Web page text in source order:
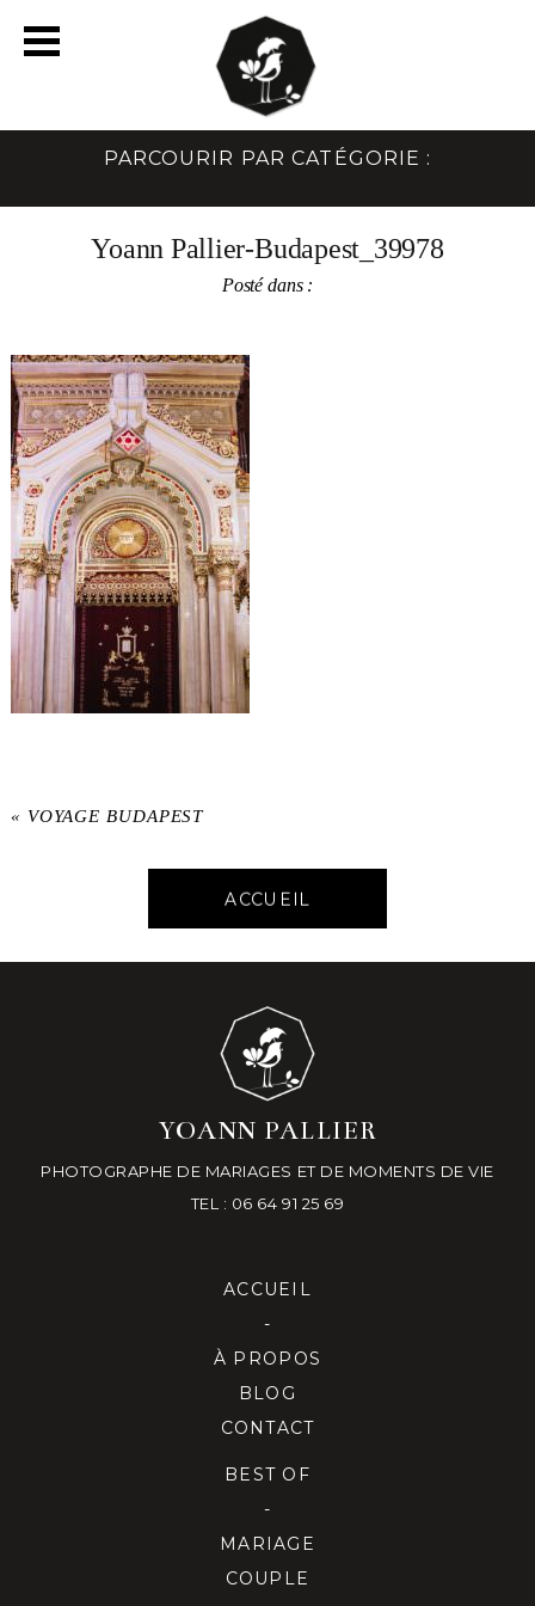
PARCOURIR PAR CATÉGORIE :
Yoann Pallier-Budapest_39978
Posté dans :
« VOYAGE BUDAPEST
ACCUEIL
YOANN PALLIER
PHOTOGRAPHE DE MARIAGES ET DE MOMENTS DE VIE
TEL : 06 64 91 25 69
ACCUEIL
-
À PROPOS
BLOG
CONTACT
BEST OF
-
MARIAGE
COUPLE